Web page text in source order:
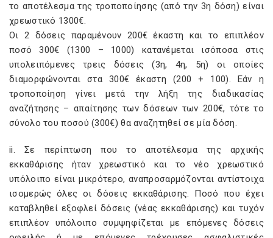
το αποτέλεσμα της τροποποίησης (από την 3η δόση) είναι
χρεωστικό 1300€.
Οι 2 δόσεις παραμένουν 200€ έκαστη και το επιπλέον
ποσό 300€ (1300 – 1000) κατανέμεται ισόποσα στις
υπολειπόμενες τρεις δόσεις (3η, 4η, 5η) οι οποίες
διαμορφώνονται στα 300€ έκαστη (200 + 100). Εάν η
τροποποίηση γίνει μετά την λήξη της διαδικασίας
αναζήτησης – απαίτησης των δόσεων των 200€, τότε το
σύνολο του ποσού (300€) θα αναζητηθεί σε μία δόση.
ii. Σε περίπτωση που το αποτέλεσμα της αρχικής
εκκαθάρισης ήταν χρεωστικό και το νέο χρεωστικό
υπόλοιπο είναι μικρότερο, αναπροσαρμόζονται αντίστοιχα
ισομερώς όλες οι δόσεις εκκαθάρισης. Ποσό που έχει
καταβληθεί εξοφλεί δόσεις (νέας εκκαθάρισης) και τυχόν
επιπλέον υπόλοιπο συμψηφίζεται με επόμενες δόσεις